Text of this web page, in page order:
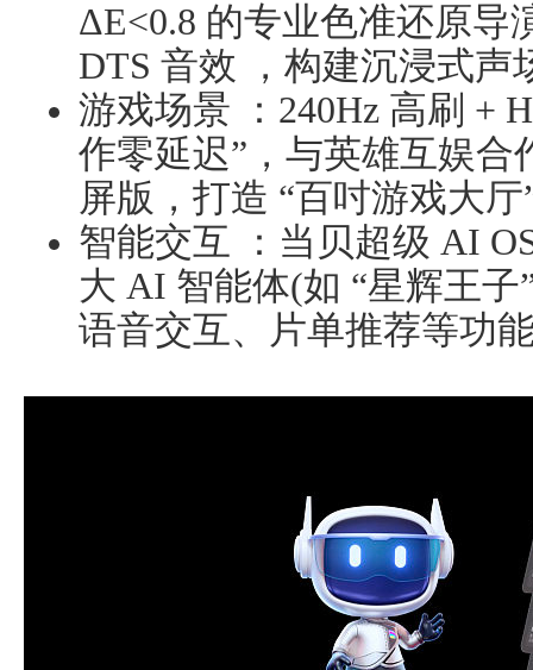
ΔE<0.8 的专业色准还原导
DTS 音效 ，构建沉浸式声
游戏场景 ：240Hz 高刷 +
作零延迟”，与英雄互娱合
屏版，打造 “百吋游戏大厅
智能交互 ：当贝超级 AI
大 AI 智能体(如 “星辉王
语音交互、片单推荐等功